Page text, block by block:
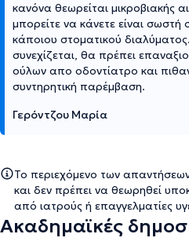
κανόνα θεωρείται μικροβιακής
μπορείτε να κάνετε είναι σωστή
κάποιου στοματικού
συνεχίζεται, θα πρέπει
ούλων απο οδοντίατρο και
συντηρητική παρέμβαση.
Γερόντζου Μαρία
Το περιεχόμενο των
και δεν πρέπει να θεωρηθεί
από ιατρούς ή επαγγελματίες
Ακαδημαϊκές